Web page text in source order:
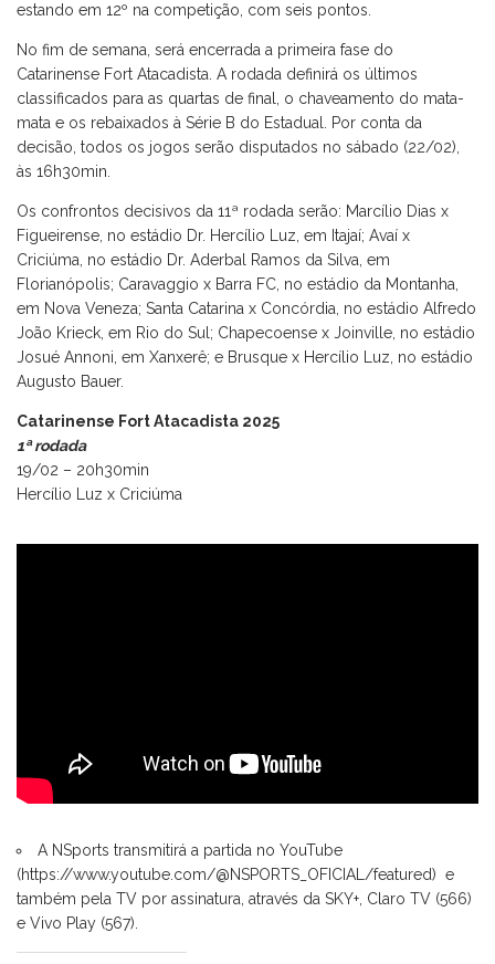
estando em 12º na competição, com seis pontos.
No fim de semana, será encerrada a primeira fase do
Catarinense Fort Atacadista. A rodada definirá os últimos
classificados para as quartas de final, o chaveamento do mata-
mata e os rebaixados à Série B do Estadual. Por conta da
decisão, todos os jogos serão disputados no sábado (22/02),
às 16h30min.
Os confrontos decisivos da 11ª rodada serão: Marcílio Dias x
Figueirense, no estádio Dr. Hercílio Luz, em Itajaí; Avaí x
Criciúma, no estádio Dr. Aderbal Ramos da Silva, em
Florianópolis; Caravaggio x Barra FC, no estádio da Montanha,
em Nova Veneza; Santa Catarina x Concórdia, no estádio Alfredo
João Krieck, em Rio do Sul; Chapecoense x Joinville, no estádio
Josué Annoni, em Xanxerê; e Brusque x Hercílio Luz, no estádio
Augusto Bauer.
Catarinense Fort Atacadista 2025
1ª rodada
19/02 – 20h30min
Hercílio Luz x Criciúma
A NSports transmitirá a partida no YouTube
(https://www.youtube.com/@NSPORTS_OFICIAL/featured) e
também pela TV por assinatura, através da SKY+, Claro TV (566)
e Vivo Play (567).